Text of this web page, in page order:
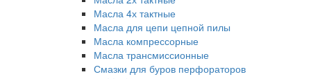
Масла 4х тактные
Масла для цепи цепной пилы
Масла компрессорные
Масла трансмиссионные
Смазки для буров перфораторов